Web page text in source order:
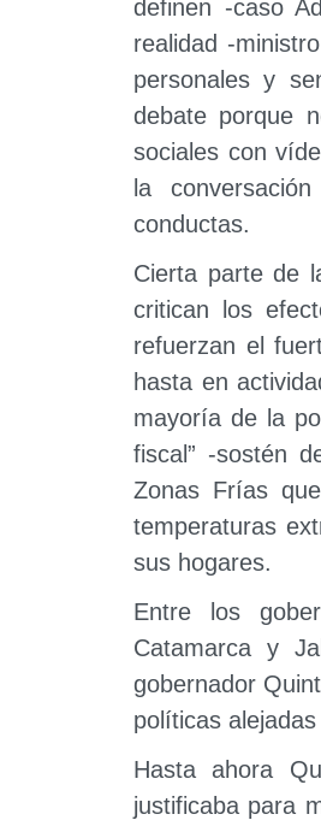
definen -caso
realidad -
personales y
debate porque
sociales con
la
conductas.
Cierta parte de
critican los
refuerzan el
hasta en
mayoría de la
fiscal” -sostén
Zonas Frías
temperaturas
sus hogares.
Entre los
Catamarca y
gobernador
políticas
Hasta ahora
justificaba para